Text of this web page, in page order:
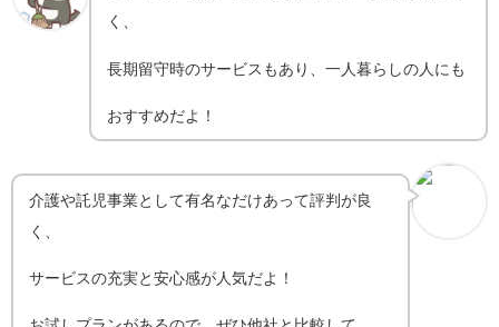
く、
長期留守時のサービスもあり、一人暮らしの人にも
おすすめだよ！
介護や託児事業として有名なだけあって評判が良
く、
サービスの充実と安心感が人気だよ！